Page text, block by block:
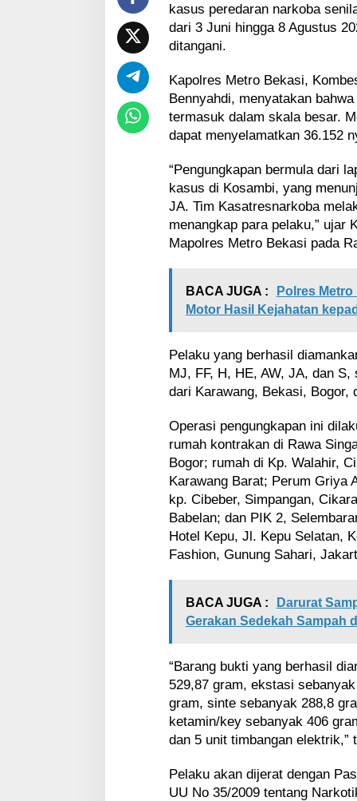
a
r
k
b
a
kasus peredaran narkoba
dari 3 Juni hingga 8 Agustus
ditangani.
Kapolres Metro Bekasi,
Bennyahdi, menyatakan
termasuk dalam skala besar.
dapat menyelamatkan 36.152
“Pengungkapan bermula dari
kasus di Kosambi, yang
JA. Tim Kasatresnarkoba
menangkap para pelaku,” ujar
Mapolres Metro Bekasi pada
BACA JUGA :
Polres
Motor Hasil Kejahatan
Pelaku yang berhasil
MJ, FF, H, HE, AW, JA, dan
dari Karawang, Bekasi, Bogor,
Operasi pengungkapan ini
rumah kontrakan di Rawa
Bogor; rumah di Kp. Walahir,
Karawang Barat; Perum Griya
kp. Cibeber, Simpangan,
Babelan; dan PIK 2,
Hotel Kepu, Jl. Kepu Selatan,
Fashion, Gunung Sahari,
BACA JUGA :
Darurat
Gerakan Sedekah Sampah
“Barang bukti yang berhasil
529,87 gram, ekstasi
gram, sinte sebanyak 288,8
ketamin/key sebanyak 406
dan 5 unit timbangan elektrik,”
Pelaku akan dijerat dengan
UU No 35/2009 tentang